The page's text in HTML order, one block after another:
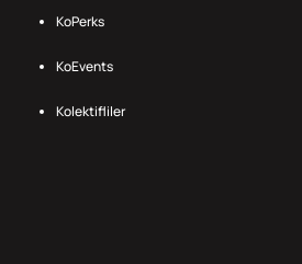
KoPerks
KoEvents
Kolektifliler